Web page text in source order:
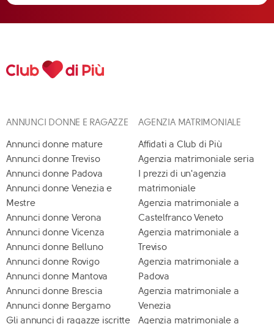
ANNUNCI DONNE E RAGAZZE
Annunci donne mature
Annunci donne Treviso
Annunci donne Padova
Annunci donne Venezia e
Mestre
Annunci donne Verona
Annunci donne Vicenza
Annunci donne Belluno
Annunci donne Rovigo
Annunci donne Mantova
Annunci donne Brescia
Annunci donne Bergamo
Gli annunci di ragazze iscritte
AGENZIA MATRIMONIALE
Affidati a Club di Più
Agenzia matrimoniale seria
I prezzi di un'agenzia
matrimoniale
Agenzia matrimoniale a
Castelfranco Veneto
Agenzia matrimoniale a
Treviso
Agenzia matrimoniale a
Padova
Agenzia matrimoniale a
Venezia
Agenzia matrimoniale a